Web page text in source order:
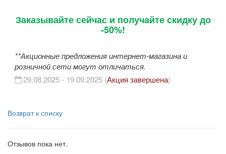
Заказывайте сейчас и получайте скидку до
-50%!
**Акционные предложения интернет-магазина и
розничной сети могут отличаться.
29.08.2025 - 19.09.2025 (Акция завершена)
Возврат к списку
Отзывов пока нет.